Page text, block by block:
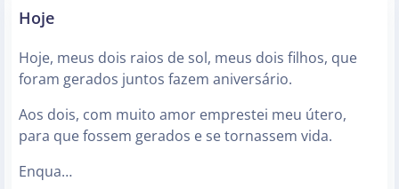
Hoje
Hoje, meus dois raios de sol, meus dois filhos, que
foram gerados juntos fazem aniversário.
Aos dois, com muito amor emprestei meu útero,
para que fossem gerados e se tornassem vida.
Enqua…